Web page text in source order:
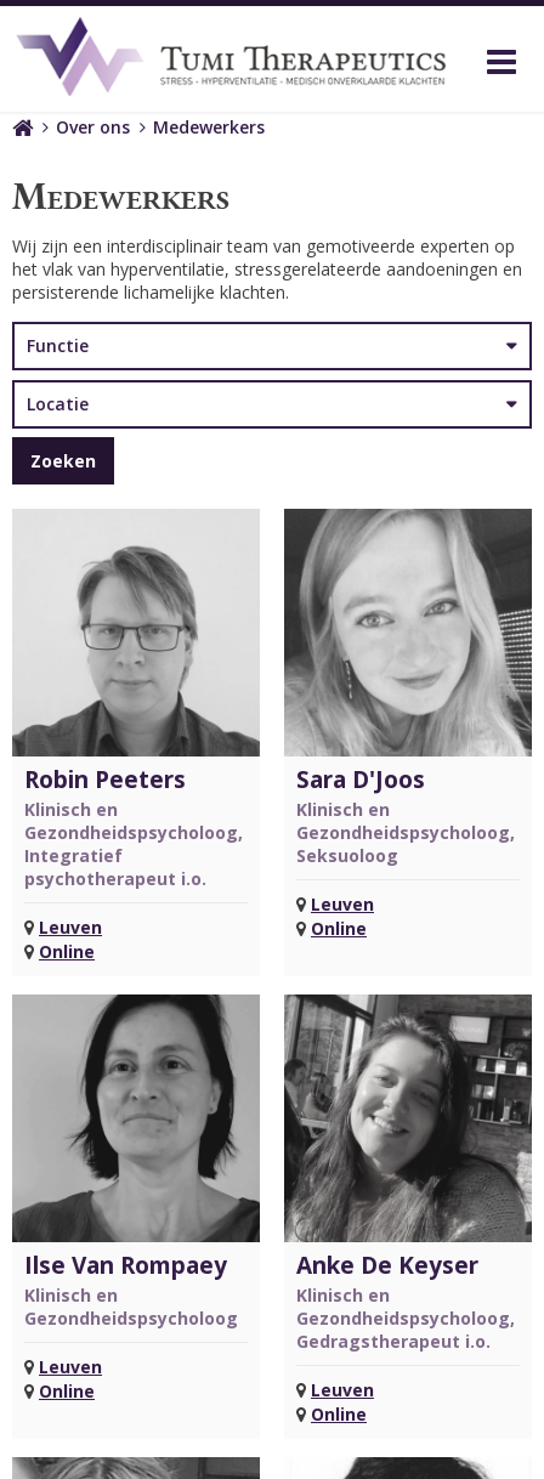
HomeOver ons Medewerkers
Medewerkers
Wij zijn een interdisciplinair team van gemotiveerde experten op
het vlak van hyperventilatie, stressgerelateerde aandoeningen en
persisterende lichamelijke klachten.
Functie
Locatie
Zoeken
Robin Peeters
Klinisch en
Gezondheidspsycholoog,
Integratief
psychotherapeut i.o.
Leuven
Online
Sara D'Joos
Klinisch en
Gezondheidspsycholoog,
Seksuoloog
Leuven
Online
Ilse Van Rompaey
Klinisch en
Gezondheidspsycholoog
Leuven
Online
Anke De Keyser
Klinisch en
Gezondheidspsycholoog,
Gedragstherapeut i.o.
Leuven
Online